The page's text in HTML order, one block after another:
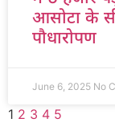
आसोटा के
पौधारोपण
June 6, 2025 No
1 2 3 4 5